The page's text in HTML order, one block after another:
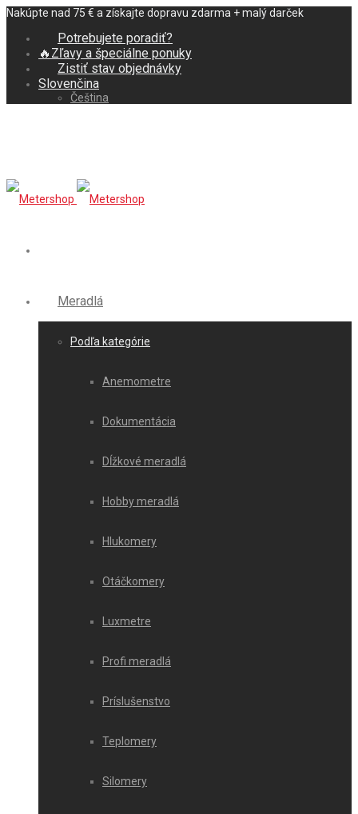
Nakúpte nad 75 € a získajte dopravu zdarma + malý darček
Potrebujete poradiť?
🔥Zľavy a špeciálne ponuky
Zistiť stav objednávky
Slovenčina
Čeština
Meradlá
Podľa kategórie
Anemometre
Dokumentácia
Dĺžkové meradlá
Hobby meradlá
Hlukomery
Otáčkomery
Luxmetre
Profi meradlá
Príslušenstvo
Teplomery
Silomery